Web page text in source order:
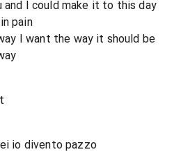
I could make it to this day
pain
I want the way it should be
io divento pazzo